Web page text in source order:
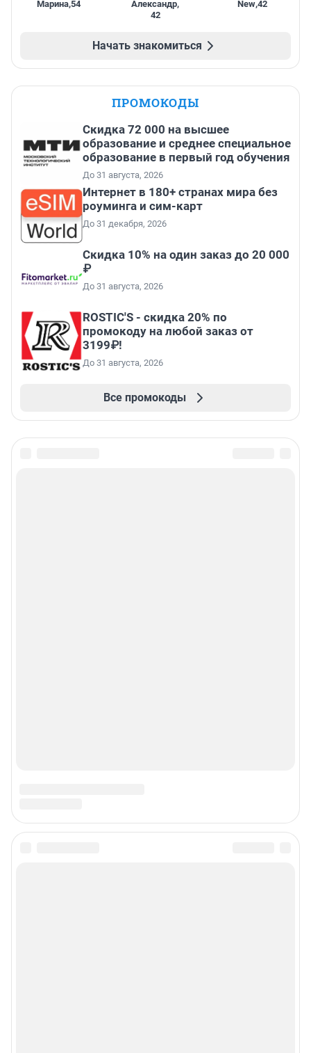
Марина,54 Александр,
42
New,42
Начать знакомиться
ПРОМОКОДЫ
Скидка 72 000 на высшее
образование и среднее специальное
образование в первый год обучения
До 31 августа, 2026
Интернет в 180+ странах мира без
роуминга и сим-карт
До 31 декабря, 2026
Скидка 10% на один заказ до 20 000
₽
До 31 августа, 2026
ROSTIC'S - скидка 20% по
промокоду на любой заказ от
3199₽!
До 31 августа, 2026
Все промокоды